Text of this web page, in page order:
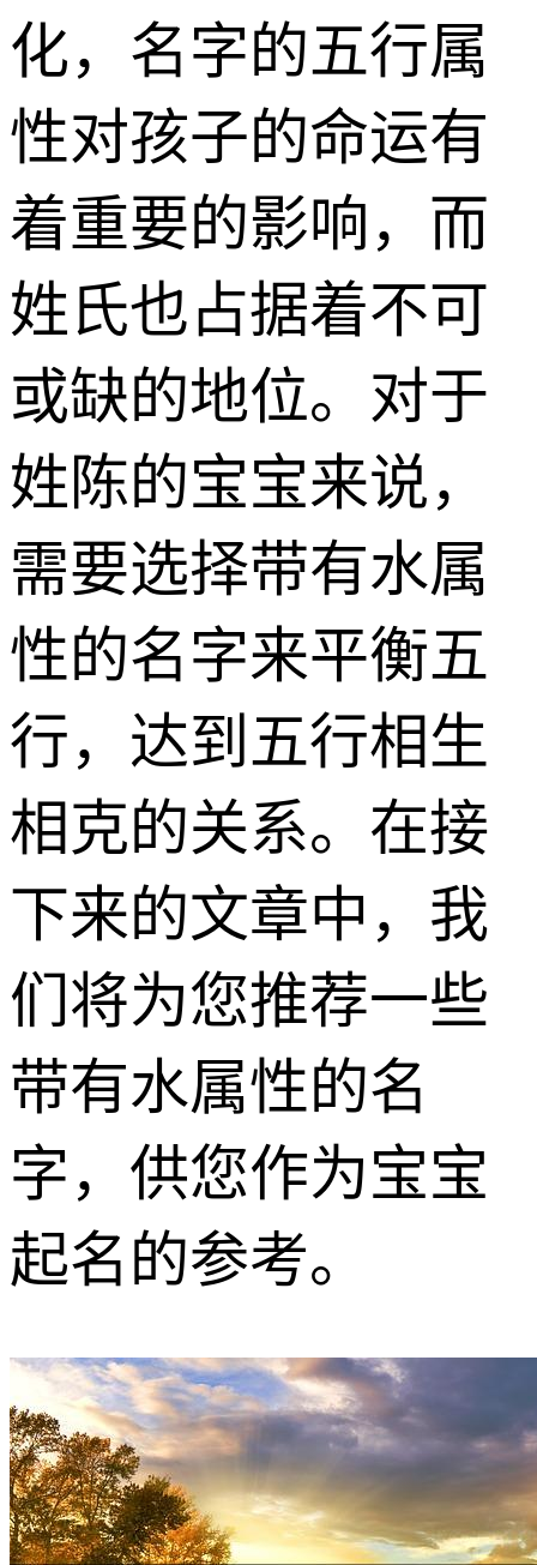
化，名字的五行属
性对孩子的命运有
着重要的影响，而
姓氏也占据着不可
或缺的地位。对于
姓陈的宝宝来说，
需要选择带有水属
性的名字来平衡五
行，达到五行相生
相克的关系。在接
下来的文章中，我
们将为您推荐一些
带有水属性的名
字，供您作为宝宝
起名的参考。